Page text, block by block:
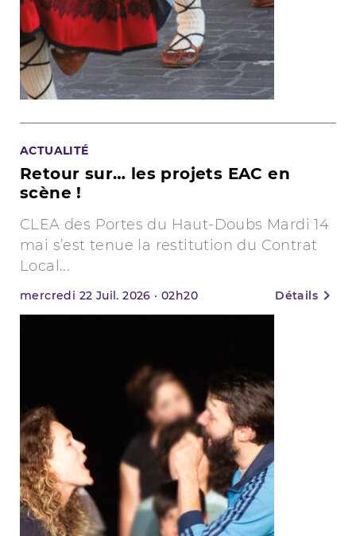
ACTUALITÉ
Retour sur… les projets EAC en
scène !
CLEA des Portes du Haut-Doubs Mardi 14
mai s’est tenue la restitution du Contrat
Local...
mercredi 22 Juil. 2026 ·02h20 Détails